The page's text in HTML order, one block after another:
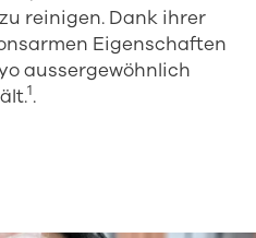
reinigen. Dank ihrer
Eigenschaften
aussergewöhnlich
1.